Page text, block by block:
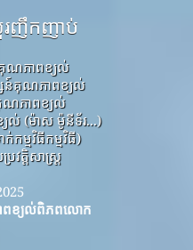
ញឹកញាប់
ណភាពខ្យល់
ន៍គុណភាពខ្យល់
ណភាពខ្យល់
(ម៉ាស ម៉ូនីទ័រ...)
ម្មវិធីកម្មវិធី)
រវត្តិសាស្ត្រ
ពខ្យល់ពិភពលោក